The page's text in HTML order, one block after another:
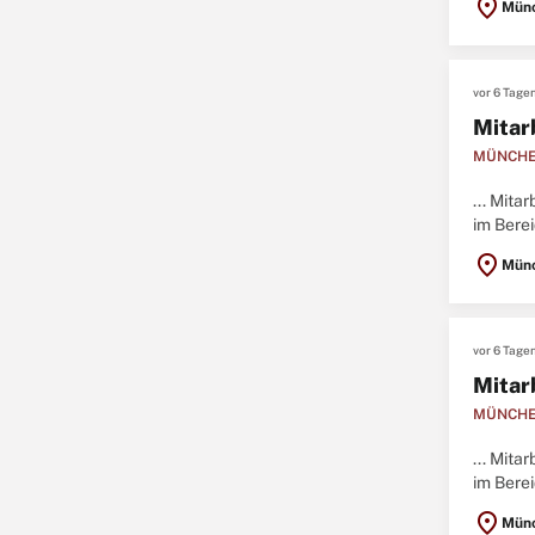
location_on
vor 6
...
im
location_on
vor 6
...
im
location_on